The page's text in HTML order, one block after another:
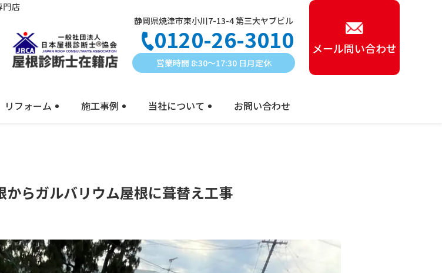
門店
リフォーム 施工事例 当社について お問い合わせ
静岡県焼津市東小川7-13-4 第三大ヤブビル
0120-26-3010
営業時間 8:30〜17:30 日月定休
メール問い合わせ
らガルバリウム屋根に葺替え工事